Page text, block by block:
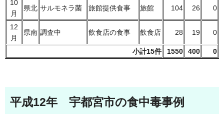
10
月
県北 サルモネラ菌 旅館提供食事 旅館 104 26 0
12
月
県南 調査中 飲食店の食事 飲食店 28 19 0
小計15件 1550 400 0
平成12年 宇都宮市の食中毒事例